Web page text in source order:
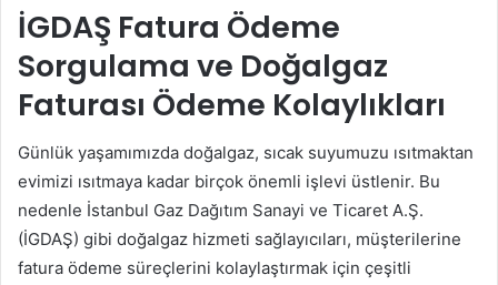
İGDAŞ Fatura Ödeme
Sorgulama ve Doğalgaz
Faturası Ödeme Kolaylıkları
Günlük yaşamımızda doğalgaz, sıcak suyumuzu ısıtmaktan
evimizi ısıtmaya kadar birçok önemli işlevi üstlenir. Bu
nedenle İstanbul Gaz Dağıtım Sanayi ve Ticaret A.Ş.
(İGDAŞ) gibi doğalgaz hizmeti sağlayıcıları, müşterilerine
fatura ödeme süreçlerini kolaylaştırmak için çeşitli